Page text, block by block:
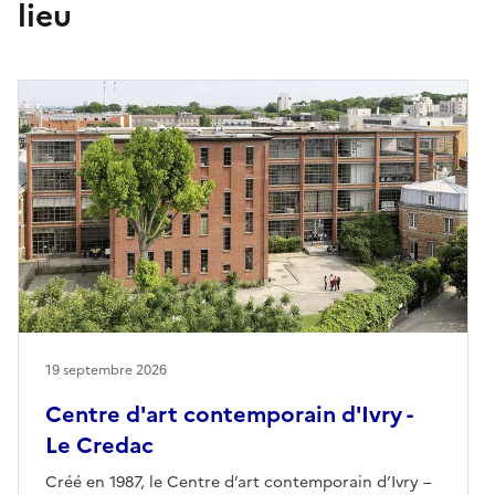
lieu
Centre d'art contemporain d'Ivry -
Le Credac
Créé en 1987, le Centre d’art contemporain d’Ivry –
19 septembre 2026